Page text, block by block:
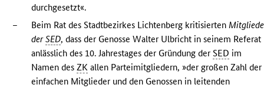
durchgesetzt«.
–
Beim Rat des Stadtbezirkes Lichtenberg kritisierten
derSED, dass der Genosse Walter Ulbricht in seinem Referat
anlässlich des 10. Jahrestages der Gründung derSED im
Namen desZK allen Parteimitgliedern, »der großen Zahl der
einfachen Mitglieder und den Genossen in leitenden